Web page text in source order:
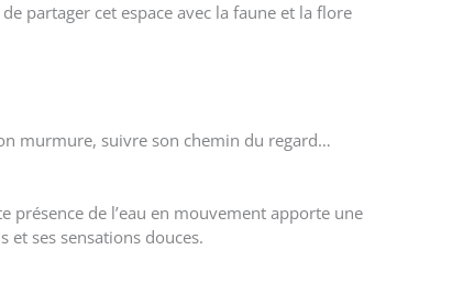
partager cet espace avec la faune et la flore
murmure, suivre son chemin du regard…
présence de l’eau en mouvement apporte une
et ses sensations douces.